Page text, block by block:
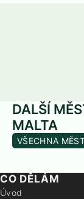
DALŠÍ
MALTA
VŠECHNA
CO DĚLÁM
Úvod